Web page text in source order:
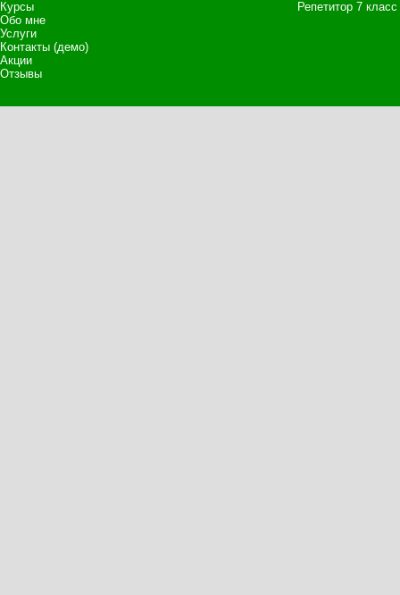
Курсы
Обо мне
Услуги
Контакты (демо)
Акции
Отзывы
Репетитор 7 класс